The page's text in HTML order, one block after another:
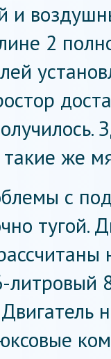
и
2
такие же
с
тугой.
литровый